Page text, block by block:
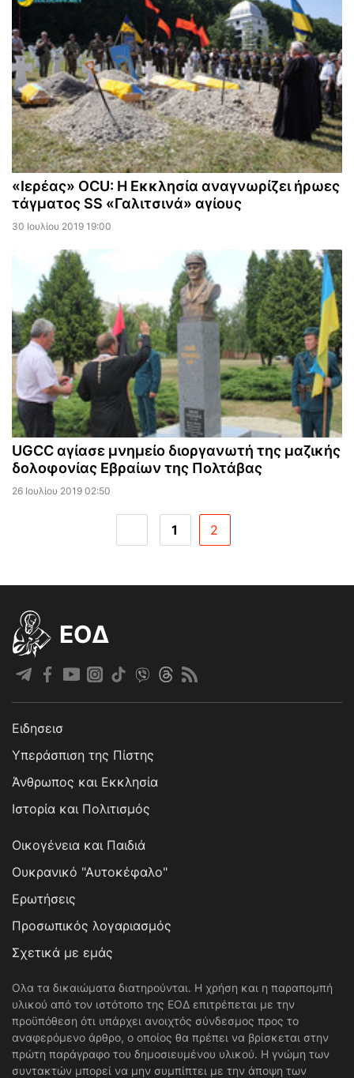
«Ιερέας» OCU: Η Εκκλησία αναγνωρίζει ήρωες
τάγματος SS «Γαλιτσινά» αγίους
30 Ιουλίου 2019 19:00
UGCC αγίασε μνημείο διοργανωτή της μαζικής
δολοφονίας Εβραίων της Πολτάβας
26 Ιουλίου 2019 02:50
1 2
EOΔ
Ειδησεισ
Υπεράσπιση της Πίστης
Άνθρωπος και Εκκλησία
Ιστορία και Πολιτισμός
Οικογένεια και Παιδιά
Ουκρανικό "Αυτοκέφαλο"
Ερωτήσεις
Προσωπικός λογαριασμός
Σχετικά με εμάς
Ολα τα δικαιώματα διατηρούνται. Η χρήση και η παραπομπή
υλικού από τον ιστότοπο της ΕΟΔ επιτρέπεται με την
προϋπόθεση ότι υπάρχει ανοιχτός σύνδεσμος προς το
αναφερόμενο άρθρο, ο οποίος θα πρέπει να βρίσκεται στην
πρώτη παράγραφο του δημοσιευμένου υλικού. Η γνώμη των
συντακτών μπορεί να μην συμπίπτει με την άποψη των